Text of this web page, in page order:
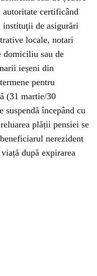
autoritate certificând
instituţii de asigurări
locale, notari
sau de
ieșeni din
pentru
(31 martie/30
suspendă începând cu
plății pensiei se
nerezident
după expirarea